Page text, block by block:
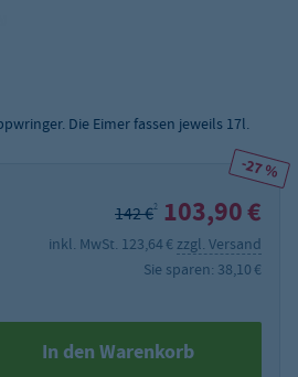
Die Eimer fassen jeweils 17l.
-27 %
142 €2 103,90 €
inkl. MwSt. 123,64 € zzgl. Versand
Sie sparen: 38,10 €
In den Warenkorb